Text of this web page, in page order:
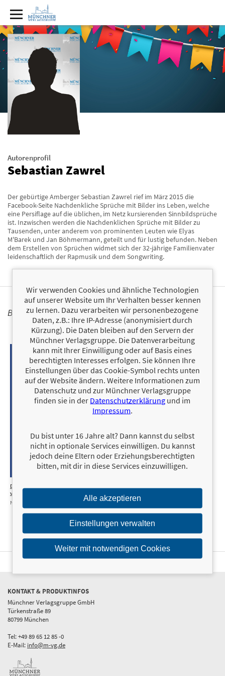
Autorenprofil
Sebastian Zawrel
Der gebürtige Amberger Sebastian Zawrel rief im März 2015 die
Facebook-Seite Nachdenkliche Sprüche mit Bilder ins Leben, welche
eine Persiflage auf die üblichen, im Netz kursierenden Sinnbildsprüche
ist. Inzwischen werden die Nachdenklichen Sprüche mit Bilder zu
Tausenden, unter anderem von prominenten Leuten wie Elyas
M'Barek und Jan Böhmermann, geteilt und für lustig befunden. Neben
dem Erstellen von Sprüchen widmet sich der 32-jährige Familienvater
leidenschaftlich der Rapmusik und dem Songwriting.
BÜCHER
Das Leben ist wie 1 Puseblume in Wind einzigartig und
vergäglich
Nachdenkliche Sprüche mit Bilder: Bekannt aus Facebook
KONTAKT & PRODUKTINFOS
Münchner Verlagsgruppe GmbH
Türkenstraße 89
80799 München
Tel: +49 89 65 12 85 -0
E-Mail: info@m-vg.de
Wir verwenden Cookies und ähnliche Technologien
auf unserer Website um Ihr Verhalten besser kennen
zu lernen. Dazu verarbeiten wir personenbezogene
Daten, z.B.: Ihre IP-Adresse (anonymisiert durch
Kürzung). Die Daten bleiben auf den Servern der
Münchner Verlagsgruppe. Die Datenverarbeitung
kann mit Ihrer Einwilligung oder auf Basis eines
berechtigten Interesses erfolgen. Sie können Ihre
Einstellungen über das Cookie-Symbol rechts unten
auf der Website ändern. Weitere Informationen zum
Datenschutz und zur Münchner Verlagsgruppe
finden sie in der Datenschutzerklärung und im
Impressum.
Du bist unter 16 Jahre alt? Dann kannst du selbst
nicht in optionale Services einwilligen. Du kannst
jedoch deine Eltern oder Erziehungsberechtigten
bitten, mit dir in diese Services einzuwilligen.
Alle akzeptieren
Einstellungen verwalten
Weiter mit notwendigen Cookies